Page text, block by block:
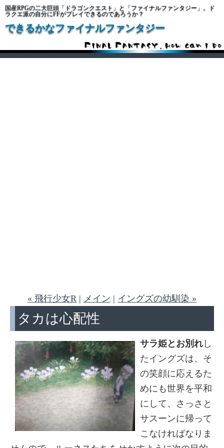
国産RPGの二大巨頭「ドラゴンクエスト」と「ファイナルファンタジー」。ド
ラクエ派の自分にFFがプレイできるのであろうか？
できるかなファイナルファンタジー
« 飛行少女R | メイン | イングズの幼馴染 »
タカは心配性
サラ姫とお別れ し
たイングズは、そ
の笑顔に応えるた
めにも世界を平和
にして、さっさと
サスーンに帰って
こなければなりま